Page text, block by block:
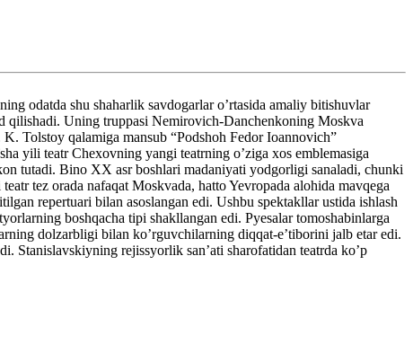
odatda shu shaharlik savdogarlar o’rtasida amaliy bitishuvlar
qilishadi. Uning truppasi Nemirovich-Danchenkoning Moskva
Tolstoy qalamiga mansub “Podshoh Fedor Ioannovich”
yili teatr Chexovning yangi teatrning o’ziga xos emblemasiga
tutadi. Bino XX asr boshlari madaniyati yodgorligi sanaladi, chunki
tez orada nafaqat Moskvada, hatto Yevropada alohida mavqega
repertuari bilan asoslangan edi. Ushbu spektakllar ustida ishlash
boshqacha tipi shakllangan edi. Pyesalar tomoshabinlarga
dolzarbligi bilan ko’rguvchilarning diqqat-e’tiborini jalb etar edi.
Stanislavskiyning rejissyorlik san’ati sharofatidan teatrda ko’p